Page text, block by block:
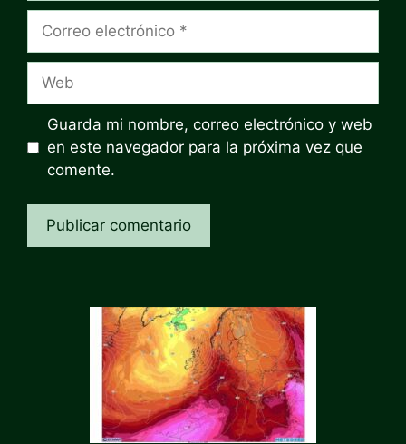
electrónico
Guarda mi nombre, correo electrónico y web
en este navegador para la próxima vez que
comente.